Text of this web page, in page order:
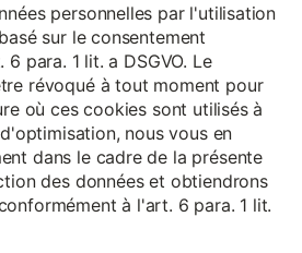
personnelles par l'utilisation
sur le consentement
para. 1 lit. a DSGVO. Le
révoqué à tout moment pour
où ces cookies sont utilisés à
nous vous en
dans le cadre de la présente
des données et obtiendrons
à l'art. 6 para. 1 lit.